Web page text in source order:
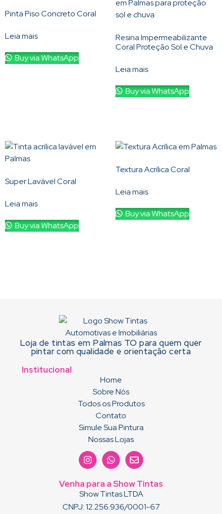
Pinta Piso Concreto Coral
Leia mais
Buy via WhatsApp
Resina Impermeabilizante
Coral Proteção Sol e Chuva
Leia mais
Buy via WhatsApp
Super Lavável Coral
Leia mais
Buy via WhatsApp
Textura Acrílica Coral
Leia mais
Buy via WhatsApp
Loja de tintas em Palmas TO para quem quer
pintar com qualidade e orientação certa
Institucional
Home
Sobre Nós
Todos os Produtos
Contato
Simule Sua Pintura
Nossas Lojas
Venha para a Show Tintas
Show Tintas LTDA
CNPJ: 12.256.936/0001-67